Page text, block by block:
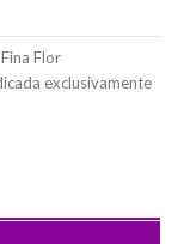
Flor
exclusivamente